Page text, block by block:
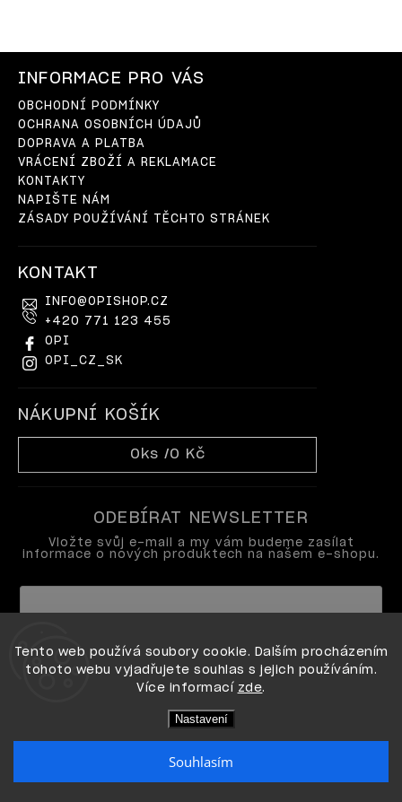
Tento web používá soubory cookie. Dalším procházením
tohoto webu vyjadřujete souhlas s jejich používáním.
Více informací zde.
Nastavení
Souhlasím
INFORMACE PRO VÁS
OBCHODNÍ PODMÍNKY
OCHRANA OSOBNÍCH ÚDAJŮ
DOPRAVA A PLATBA
VRÁCENÍ ZBOŽÍ A REKLAMACE
KONTAKTY
NAPIŠTE NÁM
ZÁSADY POUŽÍVÁNÍ TĚCHTO STRÁNEK
KONTAKT
INFO@OPISHOP.CZ
+420 771 123 455
OPI
OPI_CZ_SK
NÁKUPNÍ KOŠÍK
0 ks /0 Kč
ODEBÍRAT NEWSLETTER
Vložte svůj e-mail a my vám budeme zasílat
informace o nových produktech na našem e-shopu.
podmínkami ochrany osobních údajů
Copyright 2026OPI shop. Všechna práva vyhrazena.